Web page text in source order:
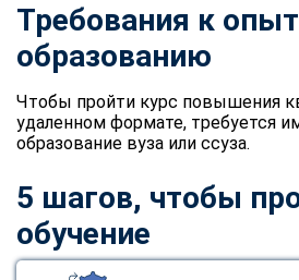
Требования к
образованию
Чтобы пройти курс повышения
удаленном формате, требуется
образование вуза или ссуза.
5 шагов, чтобы
обучение